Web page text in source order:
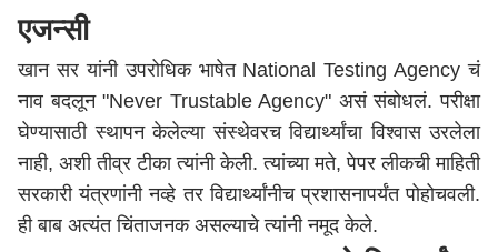
एजन्सी
खान सर यांनी उपरोधिक भाषेत National Testing Agency चं
नाव बदलून "Never Trustable Agency" असं संबोधलं. परीक्षा
घेण्यासाठी स्थापन केलेल्या संस्थेवरच विद्यार्थ्यांचा विश्वास उरलेला
नाही, अशी तीव्र टीका त्यांनी केली. त्यांच्या मते, पेपर लीकची माहिती
सरकारी यंत्रणांनी नव्हे तर विद्यार्थ्यांनीच प्रशासनापर्यंत पोहोचवली.
ही बाब अत्यंत चिंताजनक असल्याचे त्यांनी नमूद केले.